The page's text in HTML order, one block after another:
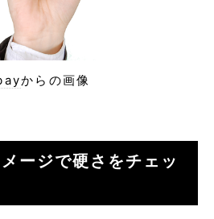
からの画像
ージで硬さをチェッ